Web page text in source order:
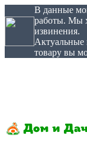
В данные
работы. Мы
извинения.
Актуальные
товару вы